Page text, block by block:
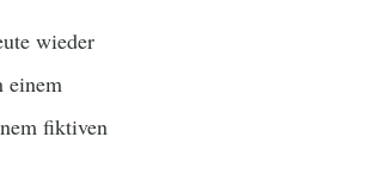
wieder
einem
fiktiven